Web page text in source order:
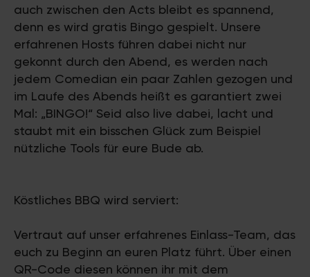
auch zwischen den Acts bleibt es spannend,
denn es wird gratis Bingo gespielt. Unsere
erfahrenen Hosts führen dabei nicht nur
gekonnt durch den Abend, es werden nach
jedem Comedian ein paar Zahlen gezogen und
im Laufe des Abends heißt es garantiert zwei
Mal: „BINGO!“ Seid also live dabei, lacht und
staubt mit ein bisschen Glück zum Beispiel
nützliche Tools für eure Bude ab.
Köstliches BBQ wird serviert:
Vertraut auf unser erfahrenes Einlass-Team, das
euch zu Beginn an euren Platz führt. Über einen
QR-Code diesen können ihr mit dem